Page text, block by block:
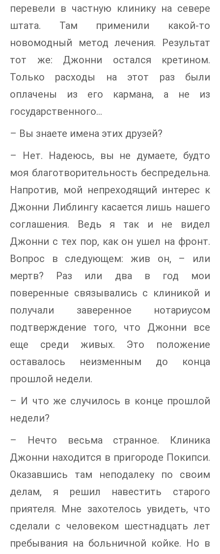
перевели в частную клинику на севере
штата. Там применили какой-то
новомодный метод лечения. Результат
тот же: Джонни остался кретином.
Только расходы на этот раз были
оплачены из его кармана, а не из
государственного…
– Вы знаете имена этих друзей?
– Нет. Надеюсь, вы не думаете, будто
моя благотворительность беспредельна.
Напротив, мой непреходящий интерес к
Джонни Либлингу касается лишь нашего
соглашения. Ведь я так и не видел
Джонни с тех пор, как он ушел на фронт.
Вопрос в следующем: жив он, – или
мертв? Раз или два в год мои
поверенные связывались с клиникой и
получали заверенное нотариусом
подтверждение того, что Джонни все
еще среди живых. Это положение
оставалось неизменным до конца
прошлой недели.
– И что же случилось в конце прошлой
недели?
– Нечто весьма странное. Клиника
Джонни находится в пригороде Покипси.
Оказавшись там неподалеку по своим
делам, я решил навестить старого
приятеля. Мне захотелось увидеть, что
сделали с человеком шестнадцать лет
пребывания на больничной койке. Но в